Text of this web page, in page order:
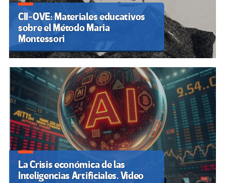
CII-OVE: Materiales educativos
sobre el Método Maria
Montessori
La Crisis económica de las
Inteligencias Artificiales. Video